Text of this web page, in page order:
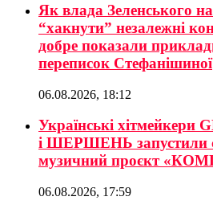
Як влада Зеленського
“хакнути” незалежні
добре показали
переписок Стефанішиної
06.08.2026, 18:12
Українські хітмейкери
і ШЕРШЕНЬ запустили
музичний проєкт
06.08.2026, 17:59